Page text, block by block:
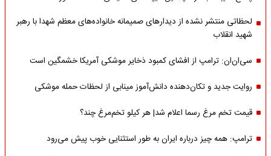
لحظاتی منتشر نشده از دیدارهای صمیمانه خانواده‌های معظم شهدا با رهبر
شهید انقلاب
سی‌ان‌ان: ترامپ از افشای کمبود ذخایر موشکی آمریکا خشمگین است
روایت جدید و تکان‌دهنده دانش‌آموز مینابی از لحظات حمله موشکی
قیمت تخم مرغ رسما اعلام شد| هر کیلو تخم‌مرغ چند؟
ترامپ: همه چیز درباره ایران به طور استثنایی خوب پیش می‌رود